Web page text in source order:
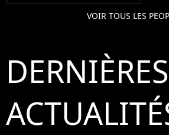
VOIR TOUS LES
DERNIÈRES